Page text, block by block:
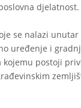
djelatnost.
se nalazi
uređenje i
postoji